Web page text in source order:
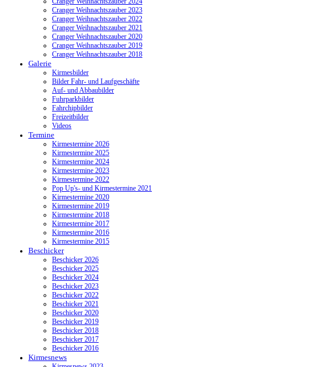
Cranger Weihnachtszauber 2023
Cranger Weihnachtszauber 2022
Cranger Weihnachtszauber 2021
Cranger Weihnachtszauber 2020
Cranger Weihnachtszauber 2019
Cranger Weihnachtszauber 2018
Galerie
Kirmesbilder
Bilder Fahr- und Laufgeschäfte
Auf- und Abbaubilder
Fuhrparkbilder
Fahrchipbilder
Freizeitbilder
Videos
Termine
Kirmestermine 2026
Kirmestermine 2025
Kirmestermine 2024
Kirmestermine 2023
Kirmestermine 2022
Pop Up's- und Kirmestermine 2021
Kirmestermine 2020
Kirmestermine 2019
Kirmestermine 2018
Kirmestermine 2017
Kirmestermine 2016
Kirmestermine 2015
Beschicker
Beschicker 2026
Beschicker 2025
Beschicker 2024
Beschicker 2023
Beschicker 2022
Beschicker 2021
Beschicker 2020
Beschicker 2019
Beschicker 2018
Beschicker 2017
Beschicker 2016
Kirmesnews